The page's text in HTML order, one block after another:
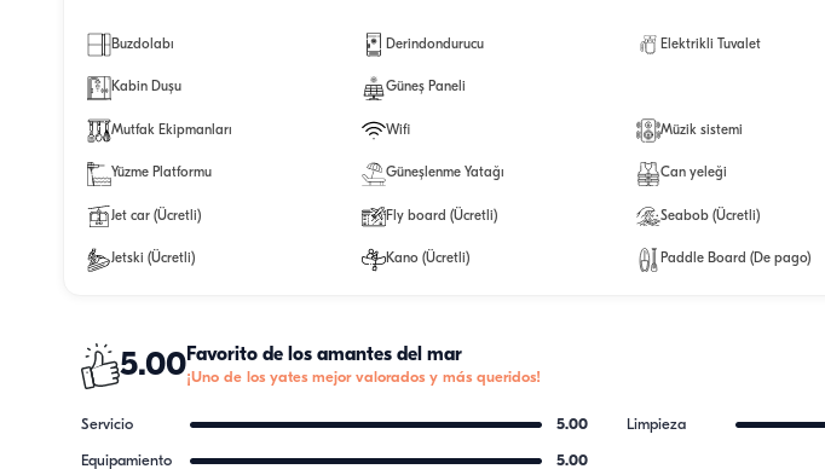
Buzdolabı Derindondurucu Elektrikli Tuvalet
Kabin Duşu Güneş Paneli
Mutfak Ekipmanları Wifi Müzik sistemi
Yüzme Platformu Güneşlenme Yatağı Can yeleği
Jet car (Ücretli) Fly board (Ücretli) Seabob (Ücretli)
Jetski (Ücretli) Kano (Ücretli) Paddle Board (De pago)
5.00Favorito de los amantes del mar
¡Uno de los yates mejor valorados y más queridos!
Servicio 5.00 Limpieza
Equipamiento 5.00